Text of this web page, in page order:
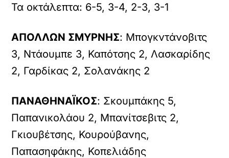
Τα οκτάλεπτα: 6-5, 3-4, 2-3, 3-1
ΑΠΟΛΛΩΝ ΣΜΥΡΝΗΣ: Μπογκντάνοβιτς
3, Ντάουμπε 3, Καπότσης 2, Λασκαρίδης
2, Γαρδίκας 2, Σολανάκης 2
ΠΑΝΑΘΗΝΑΪΚΟΣ: Σκουμπάκης 5,
Παπανικολάου 2, Μπανίτσεβιτς 2,
Γκιουβέτσης, Κουρούβανης,
Παπασηφάκης, Κοπελιάδης